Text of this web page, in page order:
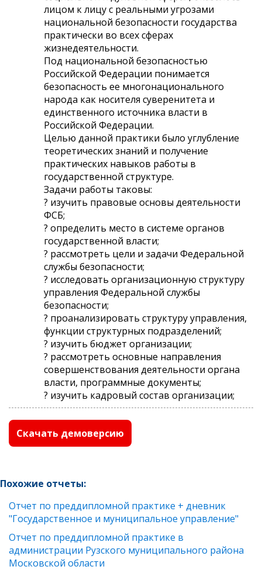
лицом к лицу с реальными угрозами
национальной безопасности государства
практически во всех сферах
жизнедеятельности.
Под национальной безопасностью
Российской Федерации понимается
безопасность ее многонационального
народа как носителя суверенитета и
единственного источника власти в
Российской Федерации.
Целью данной практики было углубление
теоретических знаний и получение
практических навыков работы в
государственной структуре.
Задачи работы таковы:
? изучить правовые основы деятельности
ФСБ;
? определить место в системе органов
государственной власти;
? рассмотреть цели и задачи Федеральной
службы безопасности;
? исследовать организационную структуру
управления Федеральной службы
безопасности;
? проанализировать структуру управления,
функции структурных подразделений;
? изучить бюджет организации;
? рассмотреть основные направления
совершенствования деятельности органа
власти, программные документы;
? изучить кадровый состав организации;
Скачать демоверсию
Похожие отчеты:
Отчет по преддипломной практике + дневник
"Государственное и муниципальное управление"
Отчет по преддипломной практике в
администрации Рузского муниципального района
Московской области